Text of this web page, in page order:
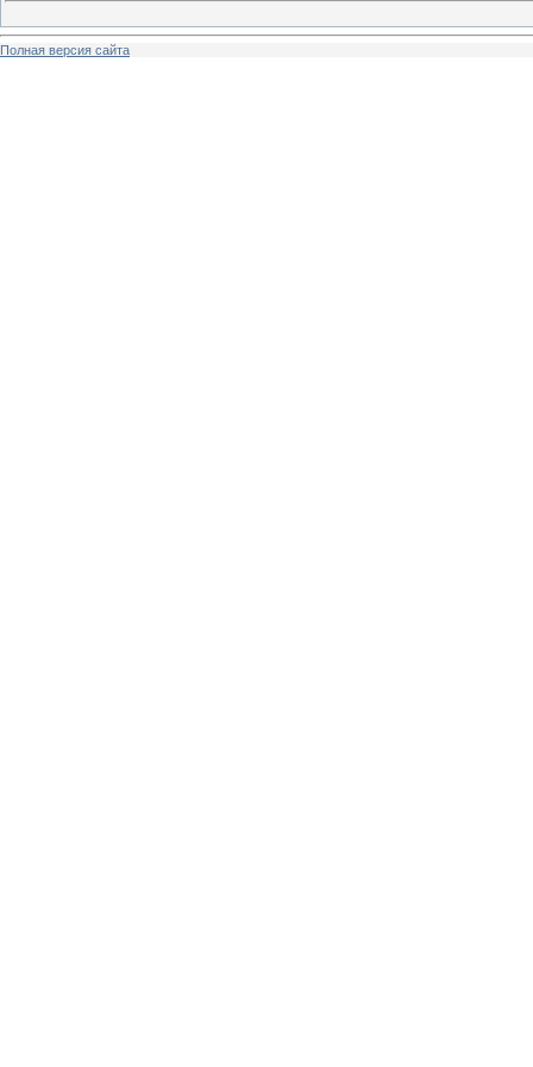
Полная версия сайта